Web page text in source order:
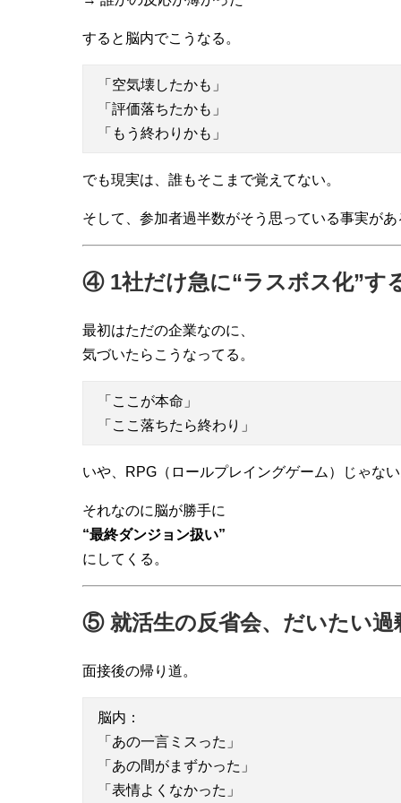
すると脳内でこうなる。
「空気壊したかも」
「評価落ちたかも」
「もう終わりかも」
でも現実は、誰もそこまで覚えてない。
そして、参加者過半数がそう思っている事実があ
④ 1社だけ急に“ラスボス化”す
最初はただの企業なのに、
気づいたらこうなってる。
「ここが本命」
「ここ落ちたら終わり」
いや、RPG（ロールプレイングゲーム）じゃない
それなのに脳が勝手に
“最終ダンジョン扱い”
にしてくる。
⑤ 就活生の反省会、だいたい過
面接後の帰り道。
脳内：
「あの一言ミスった」
「あの間がまずかった」
「表情よくなかった」